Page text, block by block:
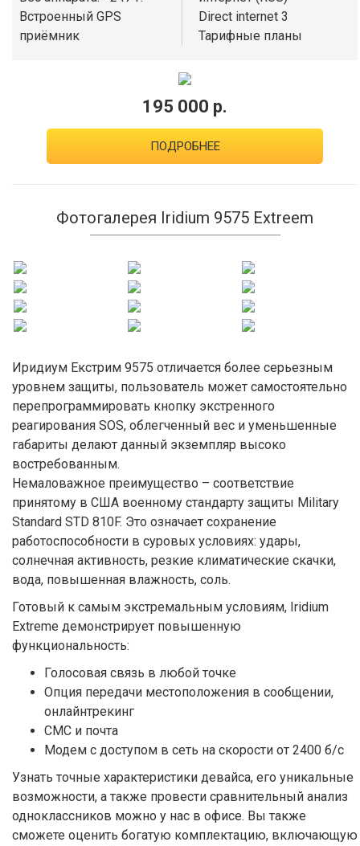
Встроенный GPS
приёмник
Direct internet 3
Тарифные планы
195 000 р.
ПОДРОБНЕЕ
Фотогалерея Iridium 9575 Extreem
Иридиум Екстрим 9575 отличается более серьезным
уровнем защиты, пользователь может самостоятельно
перепрограммировать кнопку экстренного
реагирования SOS, облегченный вес и уменьшенные
габариты делают данный экземпляр высоко
востребованным.
Немаловажное преимущество – соответствие
принятому в США военному стандарту защиты Military
Standard STD 810F. Это означает сохранение
работоспособности в суровых условиях: удары,
солнечная активность, резкие климатические скачки,
вода, повышенная влажность, соль.
Готовый к самым экстремальным условиям, Iridium
Extreme демонстрирует повышенную
функциональность:
Голосовая связь в любой точке
Опция передачи местоположения в сообщении,
онлайнтрекинг
СМС и почта
Модем с доступом в сеть на скорости от 2400 б/с
Узнать точные характеристики девайса, его уникальные
возможности, а также провести сравнительный анализ
одноклассников можно у нас в офисе. Вы также
сможете оценить богатую комплектацию, включающую